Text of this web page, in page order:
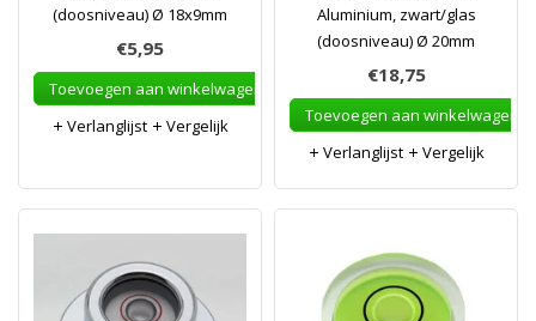
(doosniveau) Ø 18x9mm
€5,95
Toevoegen aan winkelwagen
Verlanglijst
Vergelijk
Aluminium, zwart/glas
(doosniveau) Ø 20mm
€18,75
Toevoegen aan winkelwagen
Verlanglijst
Vergelijk